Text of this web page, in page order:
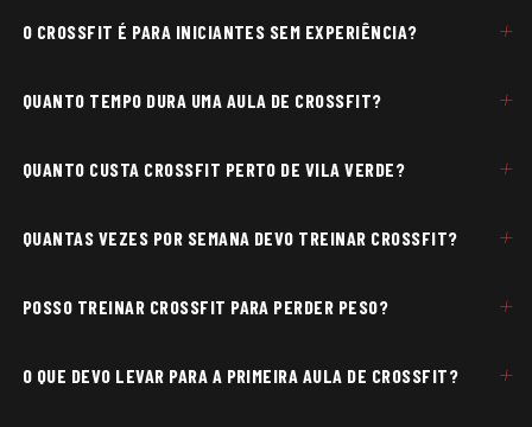
O CROSSFIT É PARA INICIANTES SEM EXPERIÊNCIA? +
QUANTO TEMPO DURA UMA AULA DE CROSSFIT? +
QUANTO CUSTA CROSSFIT PERTO DE VILA VERDE? +
QUANTAS VEZES POR SEMANA DEVO TREINAR CROSSFIT? +
POSSO TREINAR CROSSFIT PARA PERDER PESO? +
O QUE DEVO LEVAR PARA A PRIMEIRA AULA DE CROSSFIT? +